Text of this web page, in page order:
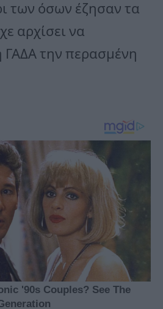
των όσων έζησαν τα
αρχίσει να
ΓΑΔΑ την περασμένη